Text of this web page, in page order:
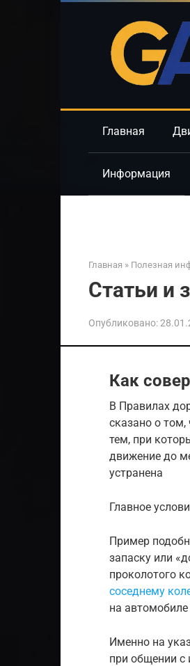
Главная
Информация
Главная » Полезная
Статьи и
Опубликовано:
Как
В Правилах
сказано о
тем, при
движение до
устранена
Главное
Пример
запаску или
проколотого
соседнему
на
Именно на
при общении с